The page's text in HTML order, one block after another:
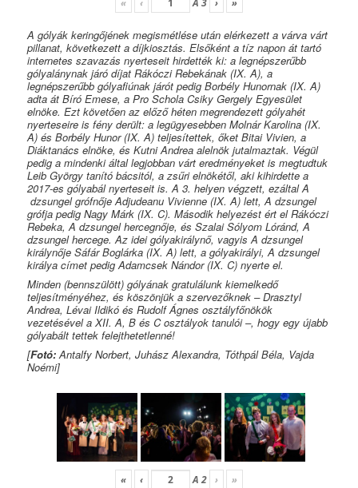
« ‹ A 3 › »
A gólyák keringőjének megismétlése után elérkezett a várva várt
pillanat, következett a díjkiosztás. Elsőként a tíz napon át tartó
internetes szavazás nyerteseit hirdették ki: a legnépszerűbb
gólyalánynak járó díjat Rákóczi Rebekának (IX. A), a
legnépszerűbb gólyafiúnak járót pedig Borbély Hunornak (IX. A)
adta át Bíró Emese, a Pro Schola Csiky Gergely Egyesület
elnöke. Ezt követően az előző héten megrendezett gólyahét
nyerteseire is fény derült: a legügyesebben Molnár Karolina (IX.
A) és Borbély Hunor (IX. A) teljesítettek, őket Bitai Vivien, a
Diáktanács elnöke, és Kutni Andrea alelnök jutalmaztak. Végül
pedig a mindenki által legjobban várt eredményeket is megtudtuk
Leib György tanító bácsitól, a zsűri elnökétől, aki kihirdette a
2017-es gólyabál nyerteseit is. A 3. helyen végzett, ezáltalA
dzsungel grófnőjeAdjudeanu Vivienne (IX. A) lett,A dzsungel
grófja pedig Nagy Márk (IX. C). Második helyezést ért el Rákóczi
Rebeka,A dzsungel hercegnője, és Szalai Sólyom Lóránd,A
dzsungel hercege. Az idei gólyakirálynő, vagyisA dzsungel
királynője Sáfár Boglárka (IX. A) lett, a gólyakirályi,A dzsungel
királya címet pedig Adamcsek Nándor (IX. C) nyerte el.
Minden (bennszülött) gólyának gratulálunk kiemelkedő
teljesítményéhez, és köszönjük a szervezőknek – Drasztyl
Andrea, Lévai Ildikó és Rudolf Ágnes osztályfőnökök
vezetésével a XII. A, B és C osztályok tanulói –, hogy egy újabb
gólyabált tettek felejthetetlenné!
[Fotó: Antalfy Norbert, Juhász Alexandra, Tóthpál Béla, Vajda
Noémi]
« ‹ A2 › »